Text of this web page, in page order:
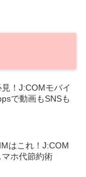
！J:COMモバイ
で動画もSNSも
はこれ！J:COM
ホ代節約術